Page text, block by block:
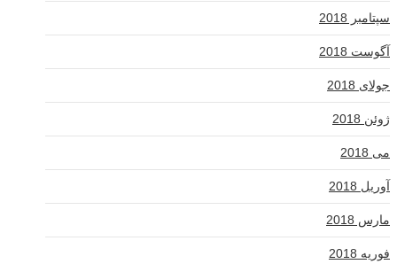
سپتامبر 2018
آگوست 2018
جولای 2018
ژوئن 2018
می 2018
آوریل 2018
مارس 2018
فوریه 2018